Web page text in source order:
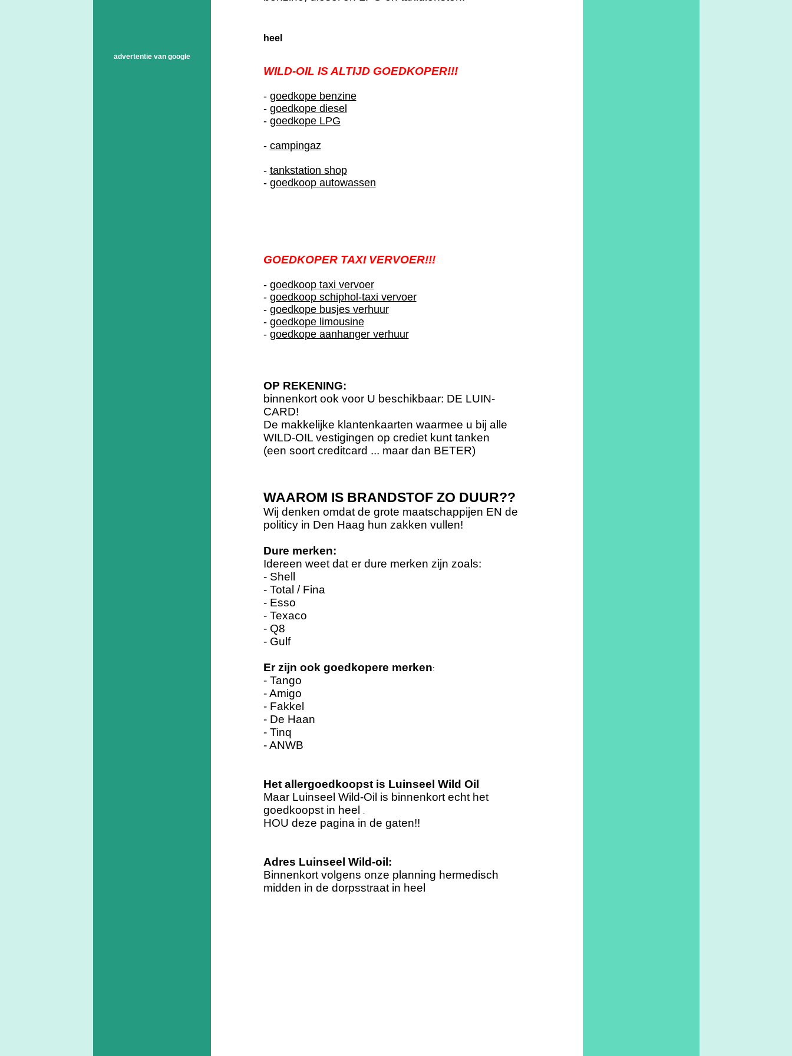
advertentie van google
heel
WILD-OIL IS ALTIJD GOEDKOPER!!!
- goedkope benzine
- goedkope diesel
- goedkope LPG
- campingaz
- tankstation shop
- goedkoop autowassen
GOEDKOPER TAXI VERVOER!!!
- goedkoop taxi vervoer
- goedkoop schiphol-taxi vervoer
- goedkope busjes verhuur
- goedkope limousine
- goedkope aanhanger verhuur
OP REKENING:
binnenkort ook voor U beschikbaar: DE LUIN-
CARD!
De makkelijke klantenkaarten waarmee u bij alle
WILD-OIL vestigingen op crediet kunt tanken
(een soort creditcard ... maar dan BETER)
WAAROM IS BRANDSTOF ZO DUUR??
Wij denken omdat de grote maatschappijen EN de
politicy in Den Haag hun zakken vullen!
Dure merken:
Idereen weet dat er dure merken zijn zoals:
- Shell
- Total / Fina
- Esso
- Texaco
- Q8
- Gulf
Er zijn ook goedkopere merken:
- Tango
- Amigo
- Fakkel
- De Haan
- Tinq
- ANWB
Het allergoedkoopst is Luinseel Wild Oil
Maar Luinseel Wild-Oil is binnenkort echt het
goedkoopst in heel
.
HOU deze pagina in de gaten!!
Adres Luinseel Wild-oil:
Binnenkort volgens onze planning hermedisch
midden in de dorpsstraat in heel